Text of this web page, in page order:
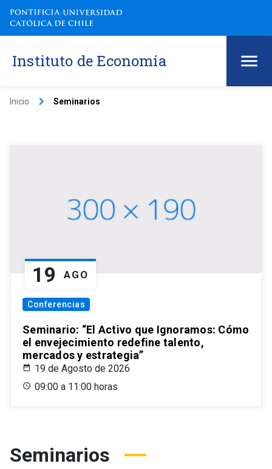
Instituto de Economía
Inicio keyboard_arrow_right Seminarios
19 AGO
Conferencias
Seminario: “El Activo que Ignoramos: Cómo
el envejecimiento redefine talento,
mercados y estrategia”
19 de Agosto de 2026
09:00 a 11:00 horas
Seminarios